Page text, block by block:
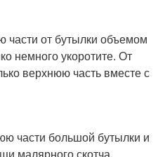
от бутылки объемом
немного укоротите. От
верхнюю часть вместе с
части большой бутылки и